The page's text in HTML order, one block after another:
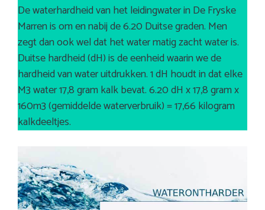
De waterhardheid van het leidingwater in De Fryske
Marren is om en nabij de 6.20 Duitse graden. Men
zegt dan ook wel dat het water matig zacht water is.
Duitse hardheid (dH) is de eenheid waarin we de
hardheid van water uitdrukken. 1 dH houdt in dat elke
M3 water 17,8 gram kalk bevat. 6.20 dH x 17,8 gram x
160m3 (gemiddelde waterverbruik) = 17,66 kilogram
kalkdeeltjes.